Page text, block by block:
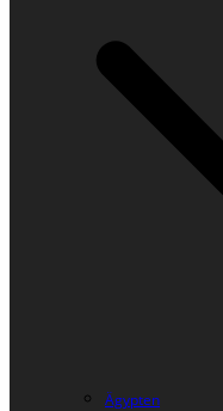
Ägypten